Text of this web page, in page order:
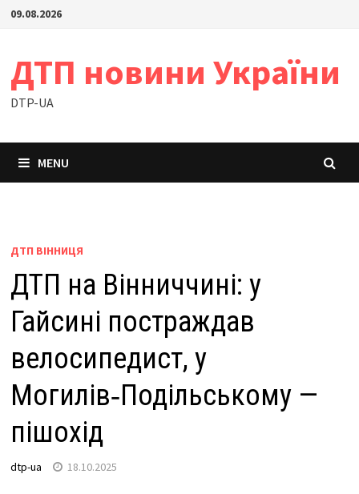
Skip09.08.2026
ДТП новини України
DTP-UA
MENU
ДТП ВІННИЦЯ
ДТП на Вінниччині: у
Гайсині постраждав
велосипедист, у
Могилів‑Подільському —
пішохід
dtp-ua 18.10.2025